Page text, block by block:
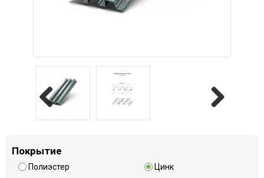
Previous
Покрытие
Полиэстер Цинк